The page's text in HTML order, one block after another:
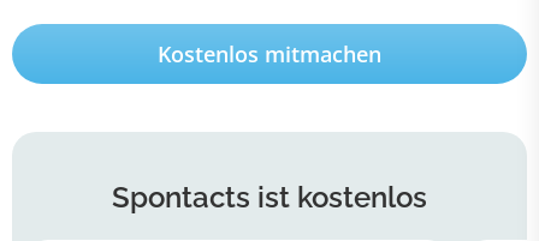
Kostenlos mitmachen
Spontacts ist kostenlos